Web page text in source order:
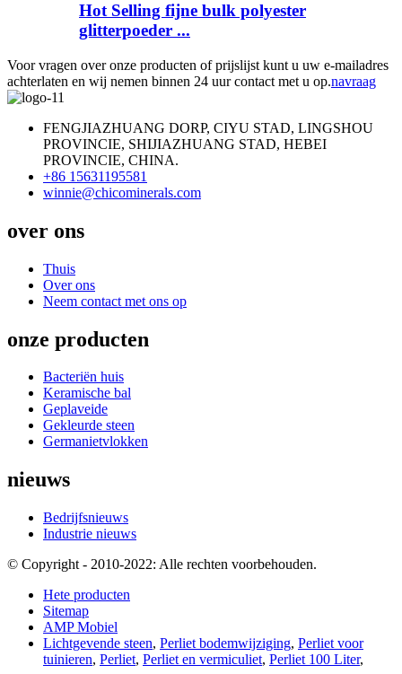
Hot Selling fijne bulk polyester
glitterpoeder ...
Voor vragen over onze producten of prijslijst kunt u uw e-mailadres
achterlaten en wij nemen binnen 24 uur contact met u op.navraag
FENGJIAZHUANG DORP, CIYU STAD, LINGSHOU
PROVINCIE, SHIJIAZHUANG STAD, HEBEI
PROVINCIE, CHINA.
+86 15631195581
winnie@chicominerals.com
over ons
Thuis
Over ons
Neem contact met ons op
onze producten
Bacteriën huis
Keramische bal
Geplaveide
Gekleurde steen
Germanietvlokken
nieuws
Bedrijfsnieuws
Industrie nieuws
© Copyright - 2010-2022: Alle rechten voorbehouden.
Hete producten
Sitemap
AMP Mobiel
Lichtgevende steen, Perliet bodemwijziging, Perliet voor
tuinieren, Perliet, Perliet en vermiculiet, Perliet 100 Liter,